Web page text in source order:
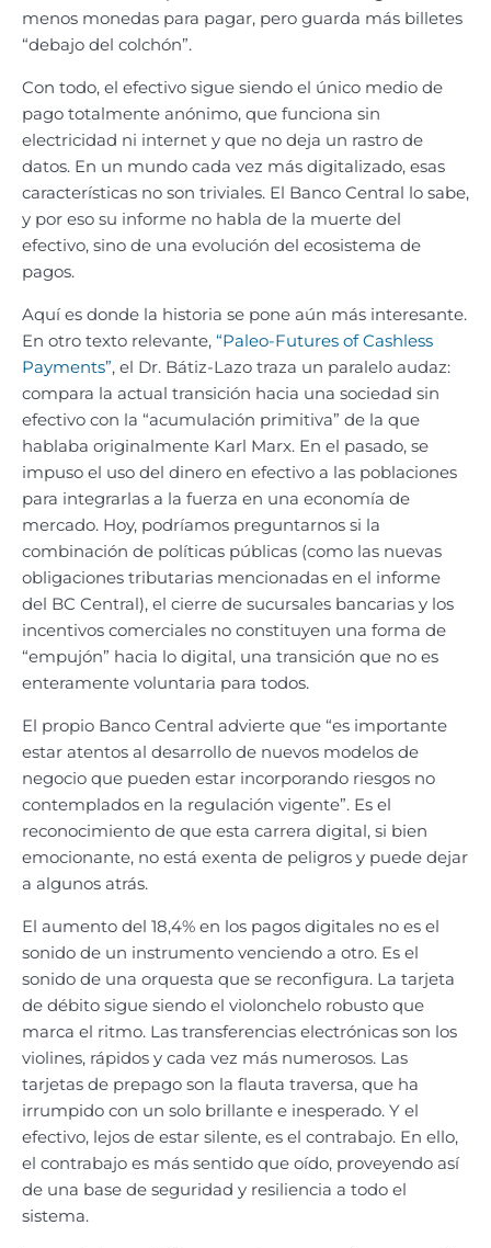
menos monedas para pagar, pero guarda más billetes
“debajo del colchón”.
Con todo, el efectivo sigue siendo el único medio de
pago totalmente anónimo, que funciona sin
electricidad ni internet y que no deja un rastro de
datos. En un mundo cada vez más digitalizado, esas
características no son triviales. El Banco Central lo sabe,
y por eso su informe no habla de la muerte del
efectivo, sino de una evolución del ecosistema de
pagos.
Aquí es donde la historia se pone aún más interesante.
En otro texto relevante, “Paleo-Futures of Cashless
Payments”, el Dr. Bátiz-Lazo traza un paralelo audaz:
compara la actual transición hacia una sociedad sin
efectivo con la “acumulación primitiva” de la que
hablaba originalmente Karl Marx. En el pasado, se
impuso el uso del dinero en efectivo a las poblaciones
para integrarlas a la fuerza en una economía de
mercado. Hoy, podríamos preguntarnos si la
combinación de políticas públicas (como las nuevas
obligaciones tributarias mencionadas en el informe
del BC Central), el cierre de sucursales bancarias y los
incentivos comerciales no constituyen una forma de
“empujón” hacia lo digital, una transición que no es
enteramente voluntaria para todos.
El propio Banco Central advierte que “es importante
estar atentos al desarrollo de nuevos modelos de
negocio que pueden estar incorporando riesgos no
contemplados en la regulación vigente”. Es el
reconocimiento de que esta carrera digital, si bien
emocionante, no está exenta de peligros y puede dejar
a algunos atrás.
El aumento del 18,4% en los pagos digitales no es el
sonido de un instrumento venciendo a otro. Es el
sonido de una orquesta que se reconfigura. La tarjeta
de débito sigue siendo el violonchelo robusto que
marca el ritmo. Las transferencias electrónicas son los
violines, rápidos y cada vez más numerosos. Las
tarjetas de prepago son la flauta traversa, que ha
irrumpido con un solo brillante e inesperado. Y el
efectivo, lejos de estar silente, es el contrabajo. En ello,
el contrabajo es más sentido que oído, proveyendo así
de una base de seguridad y resiliencia a todo el
sistema.